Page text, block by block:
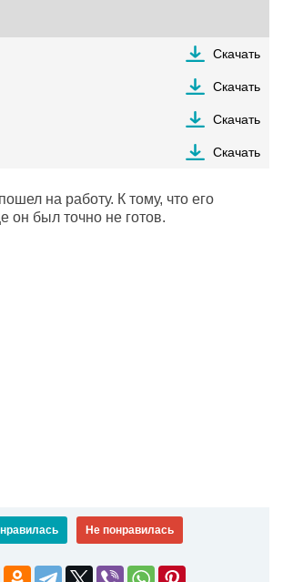
Скачать
Скачать
Скачать
Скачать
на работу. К тому, что его
он был точно не готов.
Не понравилась